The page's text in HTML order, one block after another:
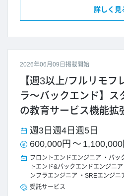
詳しく見
2026年06月09日掲載開始
【週3以上/フルリモフ
ラ～バックエンド】ス
の教育サービス機能拡
週3日 週4日 週5日
600,000円 ～ 1,100,000
フロントエンドエンジニア バッ
トエンド&バックエンドエンジニ
ンフラエンジニア
SREエンジニ
受託サービス